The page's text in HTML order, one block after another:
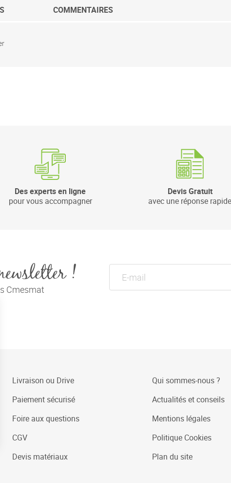
COMMENTAIRES
Des experts en ligne
pour vous accompagner
Devis Gratuit
avec une réponse rapide
!
Cmesmat
Livraison ou Drive
Paiement sécurisé
Foire aux questions
CGV
Devis matériaux
Qui sommes-nous ?
Actualités et conseils
Mentions légales
Politique Cookies
Plan du site